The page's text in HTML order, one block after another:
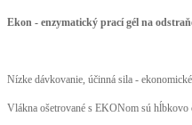
Ekon - enzymatický prací gél na
Nízke dávkovanie, účinná sila -
Vlákna ošetrované s EKONom sú